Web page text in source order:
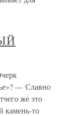
— Славно
же это
камень-то